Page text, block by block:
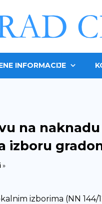
INFORMACIJE
na
izboru
»
izborima (NN 144/